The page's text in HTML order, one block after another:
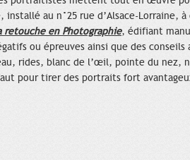
au n°25 rue d’Alsace-Lorraine,
retouche en Photographie, édifiant
ou épreuves ainsi que des conseils
rides, blanc de l’œil, pointe du nez,
pour tirer des portraits fort